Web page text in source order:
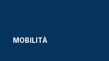
MOBILITÀ